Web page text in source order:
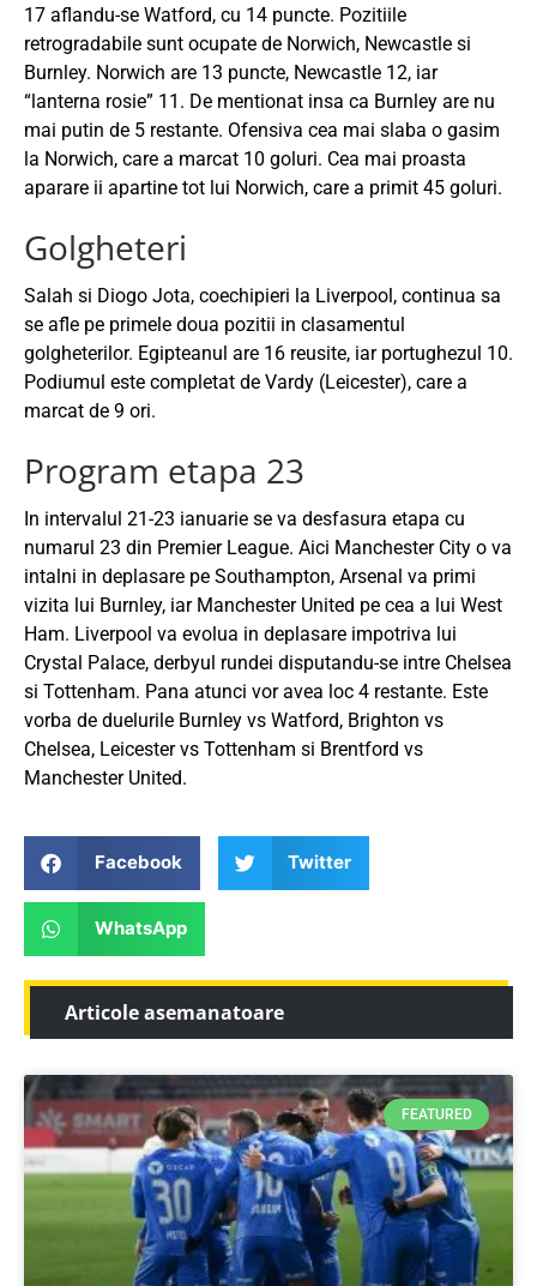
17 aflandu-se Watford, cu 14 puncte. Pozitiile
retrogradabile sunt ocupate de Norwich, Newcastle si
Burnley. Norwich are 13 puncte, Newcastle 12, iar
“lanterna rosie” 11. De mentionat insa ca Burnley are nu
mai putin de 5 restante. Ofensiva cea mai slaba o gasim
la Norwich, care a marcat 10 goluri. Cea mai proasta
aparare ii apartine tot lui Norwich, care a primit 45 goluri.
Golgheteri
Salah si Diogo Jota, coechipieri la Liverpool, continua sa
se afle pe primele doua pozitii in clasamentul
golgheterilor. Egipteanul are 16 reusite, iar portughezul 10.
Podiumul este completat de Vardy (Leicester), care a
marcat de 9 ori.
Program etapa 23
In intervalul 21-23 ianuarie se va desfasura etapa cu
numarul 23 din Premier League. Aici Manchester City o va
intalni in deplasare pe Southampton, Arsenal va primi
vizita lui Burnley, iar Manchester United pe cea a lui West
Ham. Liverpool va evolua in deplasare impotriva lui
Crystal Palace, derbyul rundei disputandu-se intre Chelsea
si Tottenham. Pana atunci vor avea loc 4 restante. Este
vorba de duelurile Burnley vs Watford, Brighton vs
Chelsea, Leicester vs Tottenham si Brentford vs
Manchester United.
Facebook Twitter
WhatsApp
Articole asemanatoare
FEATURED